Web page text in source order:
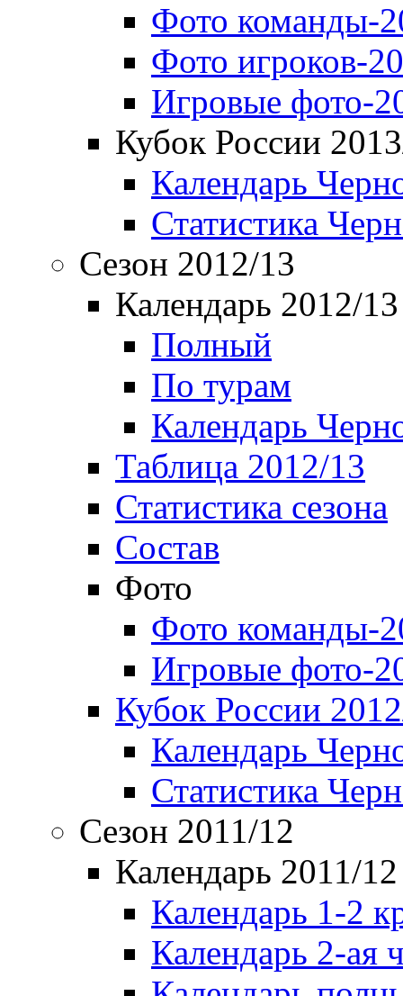
Фото команды-
Фото игроков-
Игровые фото-
Кубок России
Календарь
Статистика
Сезон 2012/13
Календарь 2012/13
Полный
По турам
Календарь
Таблица 2012/13
Статистика сезона
Состав
Фото
Фото команды-
Игровые фото-
Кубок России
Календарь
Статистика
Сезон 2011/12
Календарь 2011/12
Календарь 1-2
Календарь 2-ая